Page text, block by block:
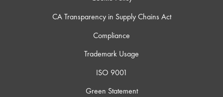
CA Transparency in Supply Chains Act
Compliance
Trademark Usage
ISO 9001
Green Statement